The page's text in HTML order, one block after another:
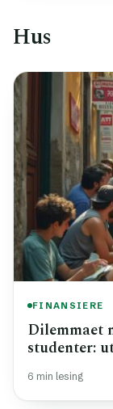
Hus
FINANSIERE
Dilemmaet
studenter:
6 min lesing